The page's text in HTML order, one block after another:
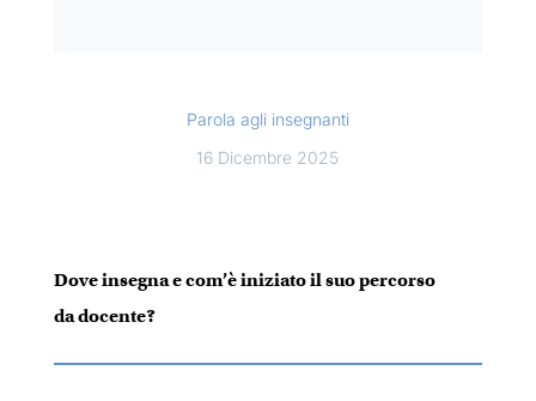
Parola agli insegnanti
16 Dicembre 2025
Dove insegna e com’è iniziato il suo percorso
da docente?